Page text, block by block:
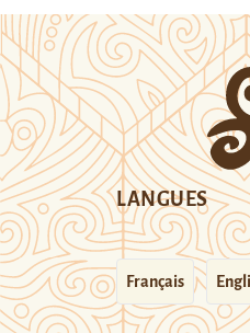
LANGUES
Français